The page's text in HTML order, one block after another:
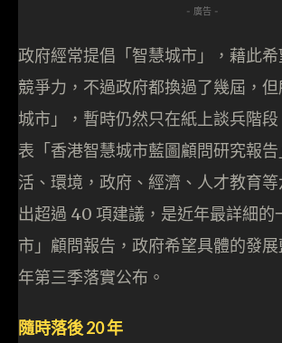
- 廣告 -
政府經常提倡「智慧城市」，藉此
競爭力，不過政府都換過了幾屆，
城市」，暫時仍然只在紙上談兵階
表「香港智慧城市藍圖顧問研究報
活、環境，政府、經濟、人才教育
出超過 40 項建議，是近年最詳細的
市」顧問報告，政府希望具體的發
年第三季落實公布。
隨時落後 20 年